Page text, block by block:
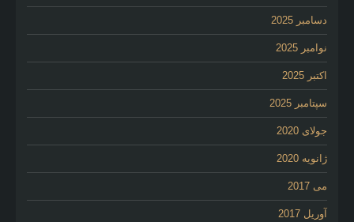
دسامبر 2025
نوامبر 2025
اکتبر 2025
سپتامبر 2025
جولای 2020
ژانویه 2020
می 2017
آوریل 2017